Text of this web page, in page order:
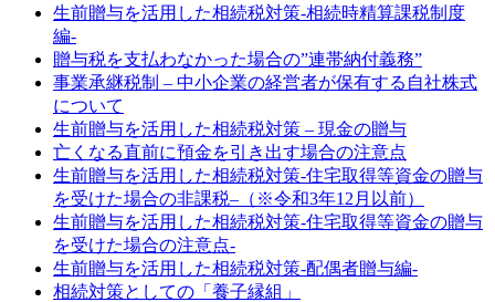
生前贈与を活用した相続税対策-相続時精算課税制度
編-
贈与税を支払わなかった場合の”連帯納付義務”
事業承継税制 – 中小企業の経営者が保有する自社株式
について
生前贈与を活用した相続税対策 – 現金の贈与
亡くなる直前に預金を引き出す場合の注意点
生前贈与を活用した相続税対策-住宅取得等資金の贈与
を受けた場合の非課税–（※令和3年12月以前）
生前贈与を活用した相続税対策-住宅取得等資金の贈与
を受けた場合の注意点-
生前贈与を活用した相続税対策-配偶者贈与編-
相続対策としての「養子縁組」